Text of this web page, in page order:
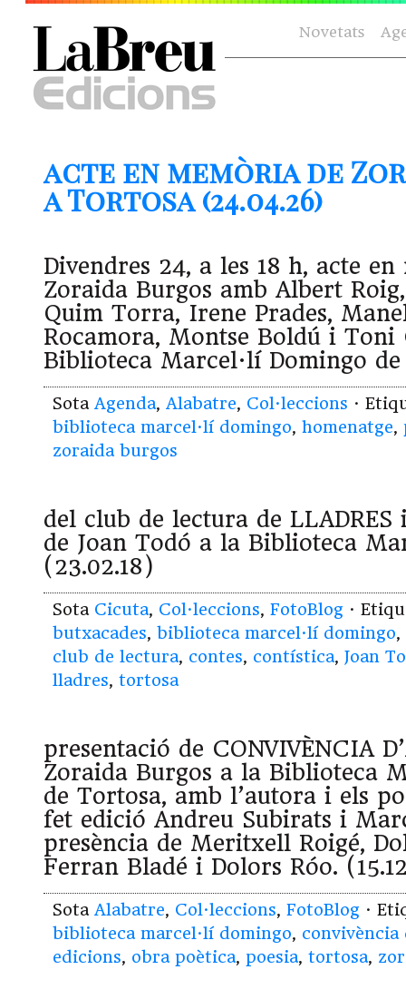
Novetats
acte en memòria de
a Tortosa (24.04.26)
Divendres 24, a les 18 h, acte
Zoraida Burgos amb Albert
Quim Torra, Irene Prades,
Rocamora, Montse Boldú i Toni
Biblioteca Marcel·lí Domingo
Sota Agenda, Alabatre, Col·leccions ·
biblioteca marcel·lí domingo, homenatge,
zoraida burgos
del club de lectura de LLADRES
de Joan Todó a la Biblioteca
(23.02.18)
Sota Cicuta, Col·leccions, FotoBlog ·
butxacades, biblioteca marcel·lí domingo,
club de lectura, contes, contística, Joan
lladres, tortosa
presentació de CONVIVÈNCIA
Zoraida Burgos a la Biblioteca
de Tortosa, amb l’autora i els
fet edició Andreu Subirats i
presència de Meritxell Roigé,
Ferran Bladé i Dolors Róo.
Sota Alabatre, Col·leccions, FotoBlog ·
biblioteca marcel·lí domingo, convivència
edicions, obra poètica, poesia, tortosa,